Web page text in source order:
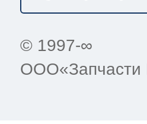
© 1997-∞
ООО«Запчасти